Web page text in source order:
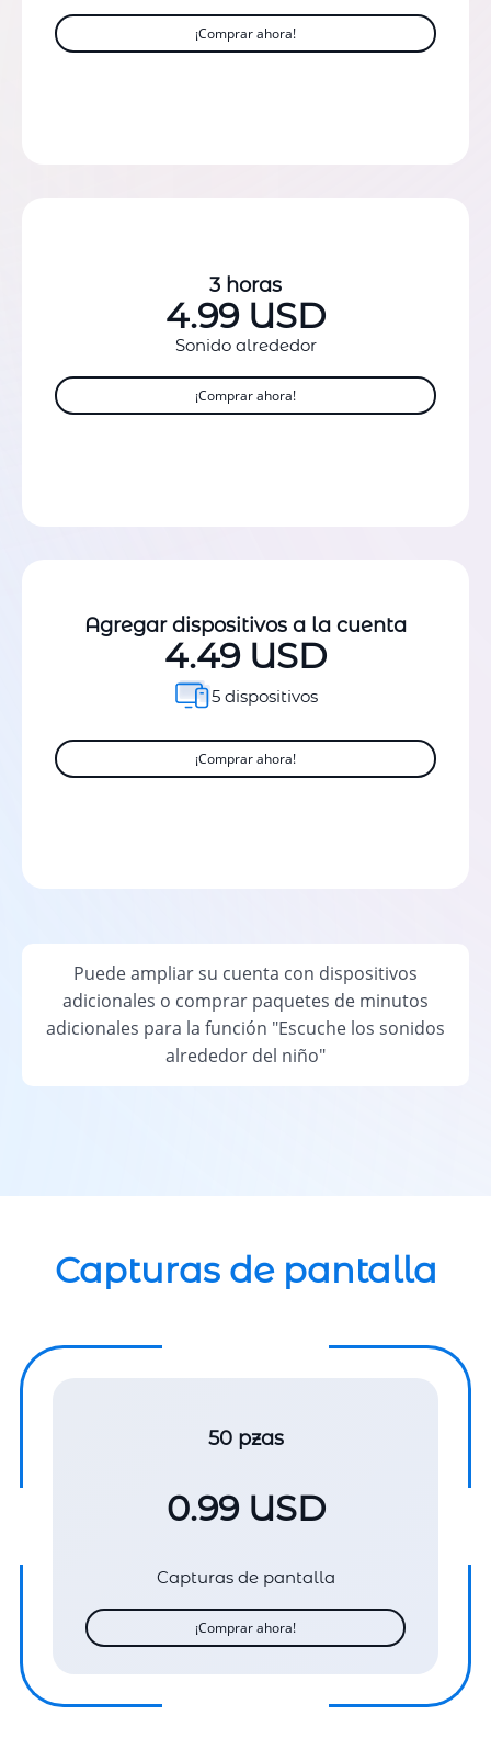
¡Comprar ahora!
3 horas
4.99 USD
Sonido alrededor
¡Comprar ahora!
Agregar dispositivos a la cuenta
4.49 USD
5 dispositivos
¡Comprar ahora!
Puede ampliar su cuenta con dispositivos
adicionales o comprar paquetes de minutos
adicionales para la función "Escuche los sonidos
alrededor del niño"
Capturas de pantalla
50 pzas
0.99 USD
Capturas de pantalla
¡Comprar ahora!